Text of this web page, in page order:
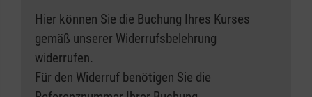
Hier können Sie die Buchung Ihres Kurses
gemäß unserer Widerrufsbelehrung
widerrufen.
Für den Widerruf benötigen Sie die